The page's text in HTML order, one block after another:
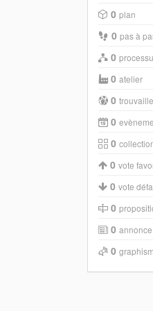
0 plan
0 pas à
0
0 atelier
0 trouvaille
0
0
0 vote
0 vote
0
0 annonce
0